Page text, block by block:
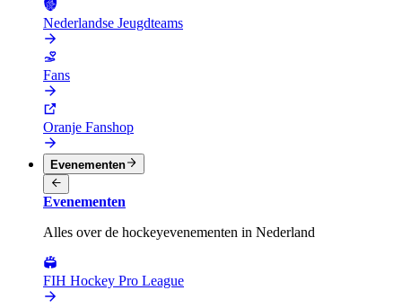
Nederlandse Jeugdteams
Fans
Oranje Fanshop
Evenementen
Evenementen
Alles over de hockeyevenementen in Nederland
FIH Hockey Pro League